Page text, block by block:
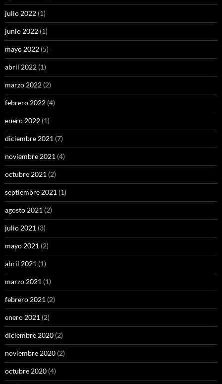
julio 2022 (1)
junio 2022 (1)
mayo 2022 (5)
abril 2022 (1)
marzo 2022 (2)
febrero 2022 (4)
enero 2022 (1)
diciembre 2021 (7)
noviembre 2021 (4)
octubre 2021 (2)
septiembre 2021 (1)
agosto 2021 (2)
julio 2021 (3)
mayo 2021 (2)
abril 2021 (1)
marzo 2021 (1)
febrero 2021 (2)
enero 2021 (2)
diciembre 2020 (2)
noviembre 2020 (2)
octubre 2020 (4)